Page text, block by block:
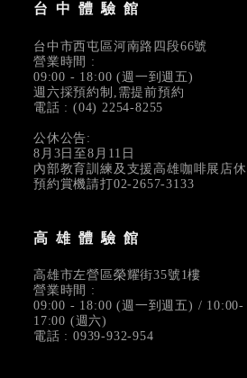
台中體驗館
台中市西屯區河南路四段66號
營業時間 :
09:00 - 18:00 (週一到週五)
週六採預約制,需提前預約
電話 : (04) 2254-8255
公休公告:
8月3日至8月11日
內部教育訓練及支援高雄咖啡展店休
預約賞機請打02-2657-3133
高雄體驗館
高雄市左營區榮耀街35號1樓
營業時間 :
09:00 - 18:00 (週一到週五) / 10:00-
17:00 (週六)
電話 : 0939-932-954